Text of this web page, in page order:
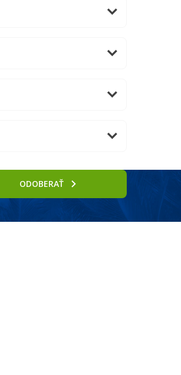
ODOBERAŤ